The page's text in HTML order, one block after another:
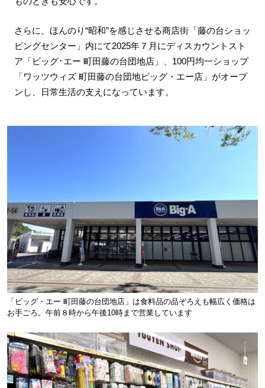
さらに、ほんのり“昭和”を感じさせる商店街「藤の台ショッ
ピングセンター」内にて2025年７月にディスカウントスト
ア「ビッグ･エー 町田藤の台団地店」、100円均一ショップ
「ワッツウィズ 町田藤の台団地ビッグ・エー店」がオープ
ンし、日常生活の支えになっています。
「ビッグ・エー 町田藤の台団地店」は食料品の品ぞろえも幅広く価格は
お手ごろ。午前８時から午後10時まで営業しています